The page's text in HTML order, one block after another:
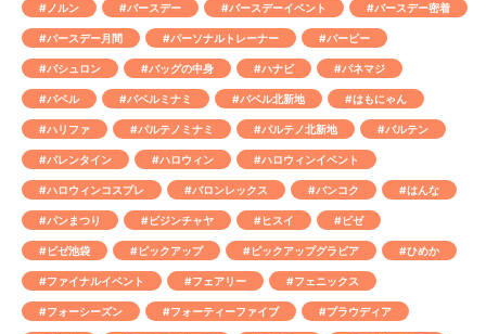
#ノルン #バースデー #バースデーイベント #バースデー密着
#バースデー月間 #パーソナルトレーナー #バービー
#バシュロン #バッグの中身 #ハナビ #パネマジ
#バベル #バベルミナミ #バベル北新地 #はもにゃん
#ハリファ #パルテノミナミ #パルテノ北新地 #バルテン
#バレンタイン #ハロウィン #ハロウィンイベント
#ハロウィンコスプレ #バロンレックス #バンコク #はんな
#パンまつり #ビジンチャヤ #ヒスイ #ビゼ
#ビゼ池袋 #ピックアップ #ピックアップグラビア #ひめか
#ファイナルイベント #フェアリー #フェニックス
#フォーシーズン #フォーティーファイブ #プラウディア